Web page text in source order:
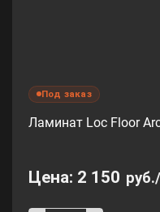
Под заказ
Ламинат Loc Floor
Цена: 2 150